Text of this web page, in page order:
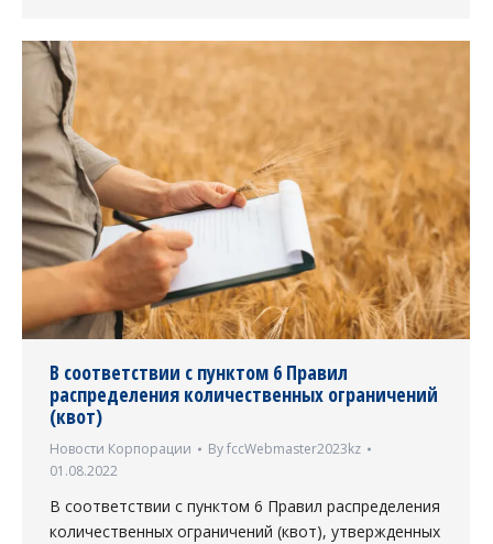
В соответствии с пунктом 6 Правил
распределения количественных ограничений
(квот)
Новости Корпорации ByfccWebmaster2023kz
01.08.2022
В соответствии с пунктом 6 Правил распределения
количественных ограничений (квот), утвержденных